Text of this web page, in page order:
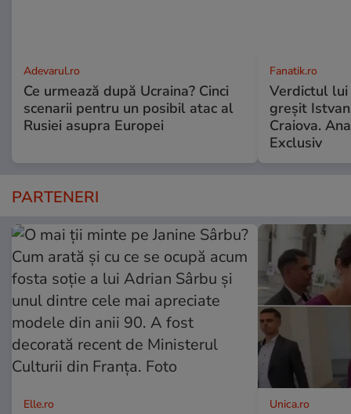
Adevarul.ro
Ce urmează după Ucraina? Cinci
scenarii pentru un posibil atac al
Rusiei asupra Europei
Fanatik.ro
Verdictul lui
greșit
Craiova.
Exclusiv
PARTENERI
Elle.ro Unica.ro